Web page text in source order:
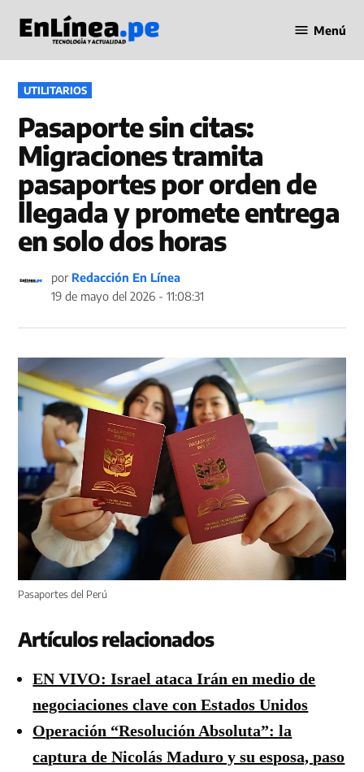
contenido
en Línea
Menú
PUBLICADO
EN
UTILITARIOS
Pasaporte sin citas:
Migraciones tramita
pasaportes por orden de
llegada y promete entrega
en solo dos horas
por Redacción En Línea
19 de mayo del 2026 - 11:08:31
Pasaportes del Perú
Artículos relacionados
EN VIVO: Israel ataca Irán en medio de
negociaciones clave con Estados Unidos
Operación “Resolución Absoluta”: la
captura de Nicolás Maduro y su esposa, paso